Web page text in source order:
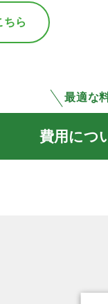
ちら
最適な
費用につ